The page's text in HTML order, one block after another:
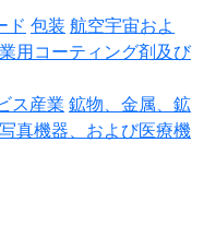
ド 包装 航空宇宙およ
用コーティング剤及び
ス産業 鉱物、金属、鉱
真機器、および医療機